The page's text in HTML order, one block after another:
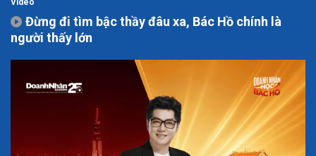
Video
Đừng đi tìm bậc thầy đâu xa, Bác Hồ chính là
người thấy lớn